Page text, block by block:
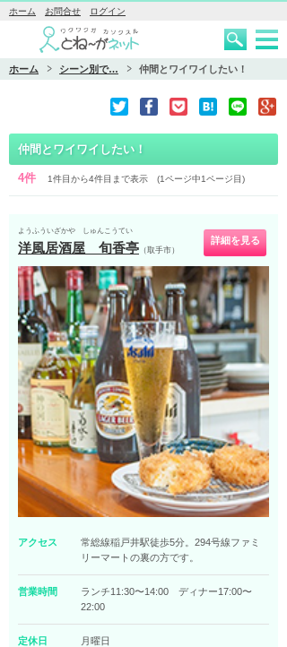
ホーム お問合せ ログイン
ホーム シーン別で… 仲間とワイワイしたい！
仲間とワイワイしたい！
4件 1件目から4件目まで表示 (1ページ中1ページ目)
ようふういざかや しゅんこうてい
洋風居酒屋 旬香亭 （取手市）
詳細を見る
アクセス
常総線稲戸井駅徒歩5分。294号線ファミ
リーマートの裏の方です。
営業時間
ランチ11:30〜14:00 ディナー17:00〜
22:00
定休日 月曜日